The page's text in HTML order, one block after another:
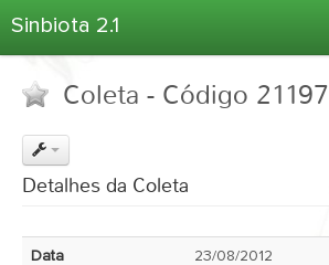
Sinbiota 2.1
Informações Ambientais
Coletas
Coleta - Código 21197
Detalhes da Coleta
Data 23/08/2012